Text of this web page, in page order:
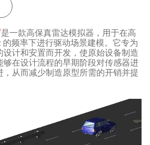
是一款高保真雷达模拟器，用于在高
频率下进行驱动场景建模。它专为
设计和安置而开发，使原始设备制造
够在设计流程的早期阶段对传感器进
，从而减少制造原型所需的开销并提